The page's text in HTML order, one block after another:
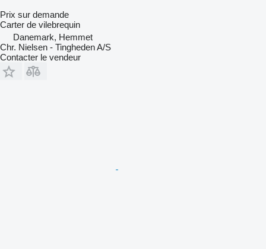
Prix sur demande
Carter de vilebrequin
Danemark, Hemmet
Chr. Nielsen - Tingheden A/S
Contacter le vendeur